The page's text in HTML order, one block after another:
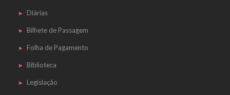
Diárias
Bilhete de Passagem
Folha de Pagamento
Biblioteca
Legislação